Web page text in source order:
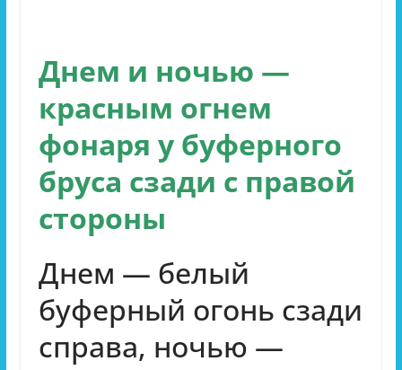
Днем и ночью —
красным огнем
фонаря у буферного
бруса сзади с правой
стороны
Днем — белый
буферный огонь сзади
справа, ночью —